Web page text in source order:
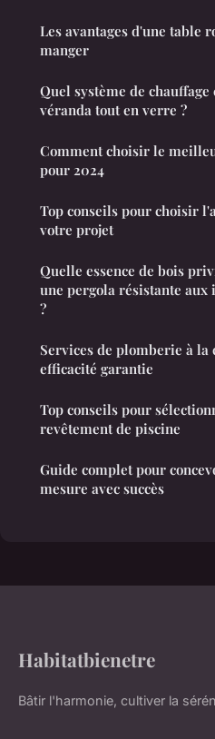
Les avantages d'une table
manger
Quel système de
véranda tout en verre ?
Comment choisir le
pour 2024
Top conseils pour choisir
votre projet
Quelle essence de bois
une pergola résistante aux
?
Services de plomberie à
efficacité garantie
Top conseils pour
revêtement de piscine
Guide complet pour
mesure avec succès
Habitatbienetre
Bâtir l'harmonie, cultiver la